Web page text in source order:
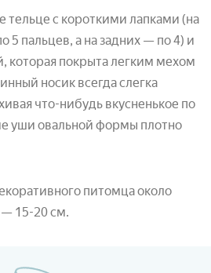
тельце с короткими лапками (на
5 пальцев, а на задних — по 4) и
которая покрыта легким мехом
носик всегда слегка
что-нибудь вкусненькое по
уши овальной формы плотно
питомца около
— 15-20 см.